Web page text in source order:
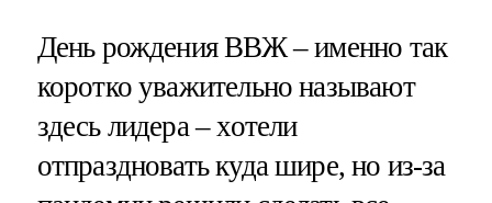
День рождения ВВЖ – именно так
коротко уважительно называют
здесь лидера – хотели
отпраздновать куда шире, но из-за